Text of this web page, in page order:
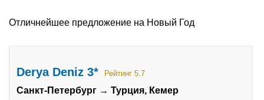
Главная
Праздничные туры
Страны и направления
Отличнейшее предложение на Новый Год
Derya Deniz 3* Рейтинг 5.7
Санкт-Петербург → Турция, Кемер